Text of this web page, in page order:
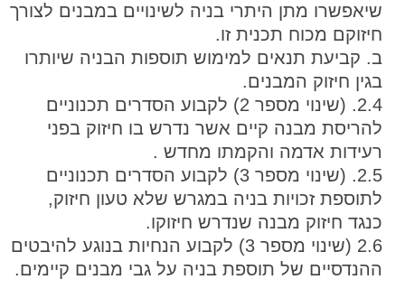
שיאפשרו מתן היתרי בניה לשינויים במבנים לצורך
חיזוקם מכוח תכנית זו.
ב. קביעת תנאים למימוש תוספות הבניה שיותרו
בגין חיזוק המבנים.
2.4. (שינוי מספר 2) לקבוע הסדרים תכנוניים
להריסת מבנה קיים אשר נדרש בו חיזוק בפני
רעידות אדמה והקמתו מחדש .
2.5. (שינוי מספר 3) לקבוע הסדרים תכנוניים
לתוספת זכויות בניה במגרש שלא טעון חיזוק,
כנגד חיזוק מבנה שנדרש חיזוקו.
2.6 (שינוי מספר 3) לקבוע הנחיות בנוגע להיבטים
ההנדסיים של תוספת בניה על גבי מבנים קיימים.